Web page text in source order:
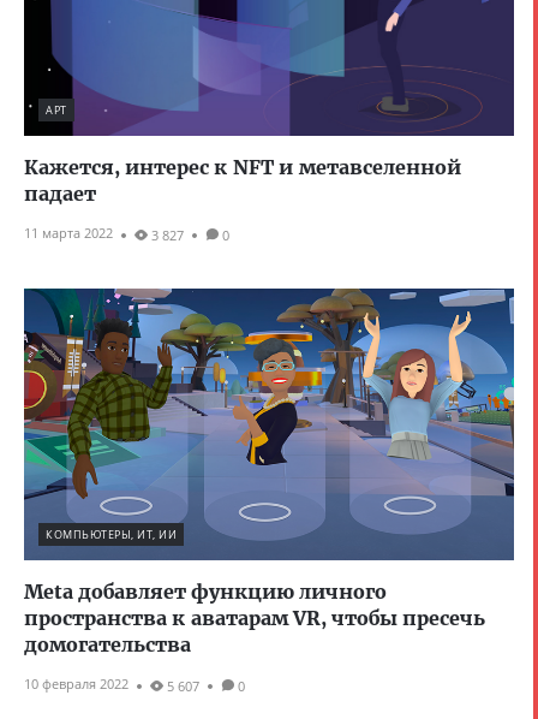
АРТ
Кажется, интерес к NFT и метавселенной
падает
11 марта 2022 3 827 0
КОМПЬЮТЕРЫ, ИТ, ИИ
Meta добавляет функцию личного
пространства к аватарам VR, чтобы пресечь
домогательства
10 февраля 2022 5 607 0